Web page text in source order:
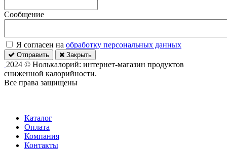
Сообщение
Я согласен на обработку персональных данных
Отправить Закрыть
2024 © Нолькалорий: интернет-магазин продуктов
сниженной калорийности.
Все права защищены
Каталог
Оплата
Компания
Контакты